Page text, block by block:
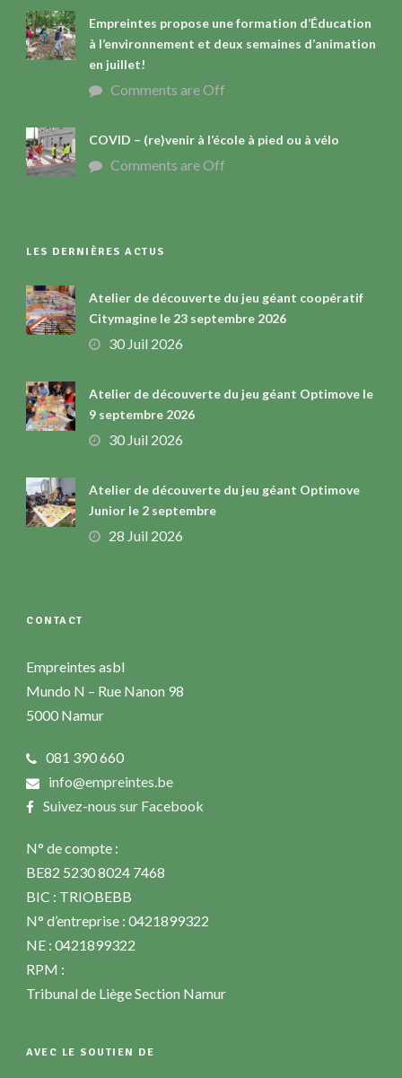
Empreintes propose une formation d’Éducation
à l’environnement et deux semaines d’animation
en juillet!
Comments are Off
COVID – (re)venir à l’école à pied ou à vélo
Comments are Off
LES DERNIÈRES ACTUS
Atelier de découverte du jeu géant coopératif
Citymagine le 23 septembre 2026
30 Juil 2026
Atelier de découverte du jeu géant Optimove le
9 septembre 2026
30 Juil 2026
Atelier de découverte du jeu géant Optimove
Junior le 2 septembre
28 Juil 2026
CONTACT
Empreintes asbl
Mundo N – Rue Nanon 98
5000 Namur
081 390 660
info@empreintes.be
Suivez-nous sur Facebook
N° de compte :
BE82 5230 8024 7468
BIC : TRIOBEBB
N° d’entreprise : 0421899322
NE : 0421899322
RPM :
Tribunal de Liège Section Namur
AVEC LE SOUTIEN DE